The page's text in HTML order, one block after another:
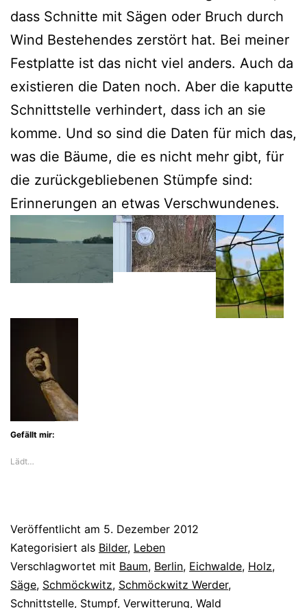
dass Schnitte mit Sägen oder Bruch durch
Wind Bestehendes zerstört hat. Bei meiner
Festplatte ist das nicht viel anders. Auch da
existieren die Daten noch. Aber die kaputte
Schnittstelle verhindert, dass ich an sie
komme. Und so sind die Daten für mich das,
was die Bäume, die es nicht mehr gibt, für
die zurückgebliebenen Stümpfe sind:
Erinnerungen an etwas Verschwundenes.
Gefällt mir:
Lädt…
Veröffentlicht am 5. Dezember 2012
Kategorisiert als Bilder, Leben
Verschlagwortet mit Baum, Berlin, Eichwalde, Holz,
Säge, Schmöckwitz, Schmöckwitz Werder,
Schnittstelle, Stumpf, Verwitterung, Wald